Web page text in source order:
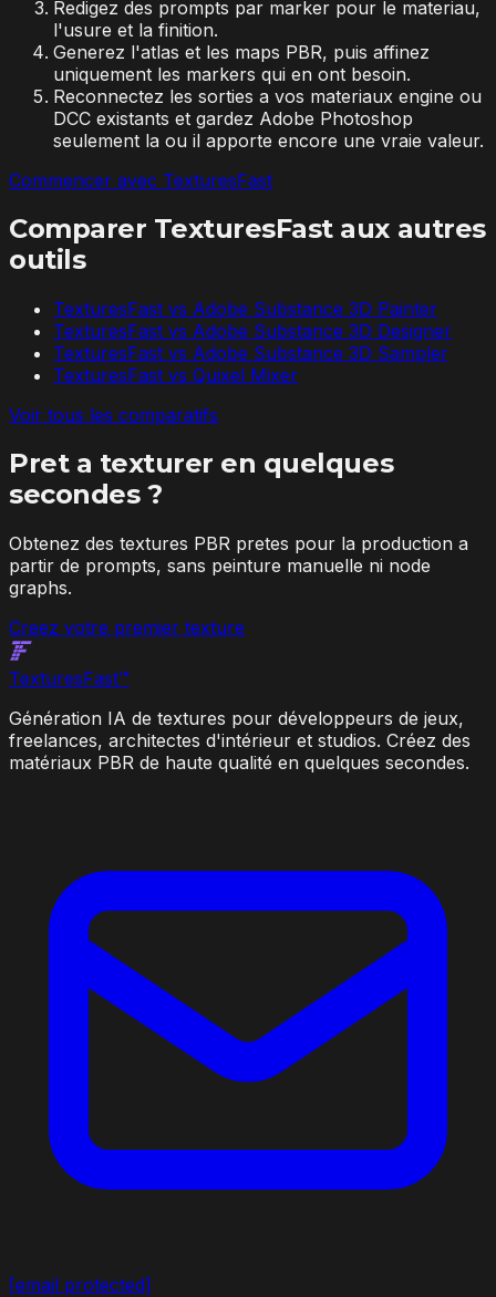
Redigez des prompts par marker pour le materiau,
l'usure et la finition.
Generez l'atlas et les maps PBR, puis affinez
uniquement les markers qui en ont besoin.
Reconnectez les sorties a vos materiaux engine ou
DCC existants et gardez Adobe Photoshop
seulement la ou il apporte encore une vraie valeur.
Commencer avec TexturesFast
Comparer TexturesFast aux autres
outils
TexturesFast vs Adobe Substance 3D Painter
TexturesFast vs Adobe Substance 3D Designer
TexturesFast vs Adobe Substance 3D Sampler
TexturesFast vs Quixel Mixer
Voir tous les comparatifs
Pret a texturer en quelques
secondes ?
Obtenez des textures PBR pretes pour la production a
partir de prompts, sans peinture manuelle ni node
graphs.
Creez votre premier texture
TexturesFast™
Génération IA de textures pour développeurs de jeux,
freelances, architectes d'intérieur et studios. Créez des
matériaux PBR de haute qualité en quelques secondes.
[email protected]